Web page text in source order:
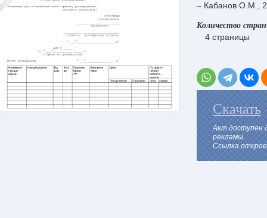
– Кабанов О.М.,
Количество
4 страницы
Скачать
Акт доступен
рекламы.
Ссылка